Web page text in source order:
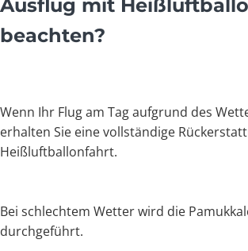
Ausflug mit
beachten?
Wenn Ihr Flug am Tag aufgrund des
erhalten Sie eine vollständige
Heißluftballonfahrt.
Bei schlechtem Wetter wird die
durchgeführt.